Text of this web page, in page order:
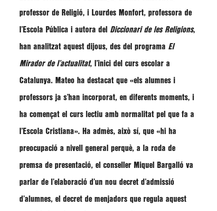
professor de Religió, i Lourdes Monfort, professora de
l’Escola Pública i autora del Diccionari de les Religions,
han analitzat aquest dijous, des del programa El
Mirador de l’actualitat, l’inici del curs escolar a
Catalunya. Mateo ha destacat que «els alumnes i
professors ja s’han incorporat, en diferents moments, i
ha començat el curs lectiu amb normalitat pel que fa a
l’Escola Cristiana». Ha admès, això sí, que «hi ha
preocupació a nivell general perquè, a la roda de
premsa de presentació, el conseller Miquel Bargalló va
parlar de l’elaboració d’un nou decret d’admissió
d’alumnes, el decret de menjadors que regula aquest